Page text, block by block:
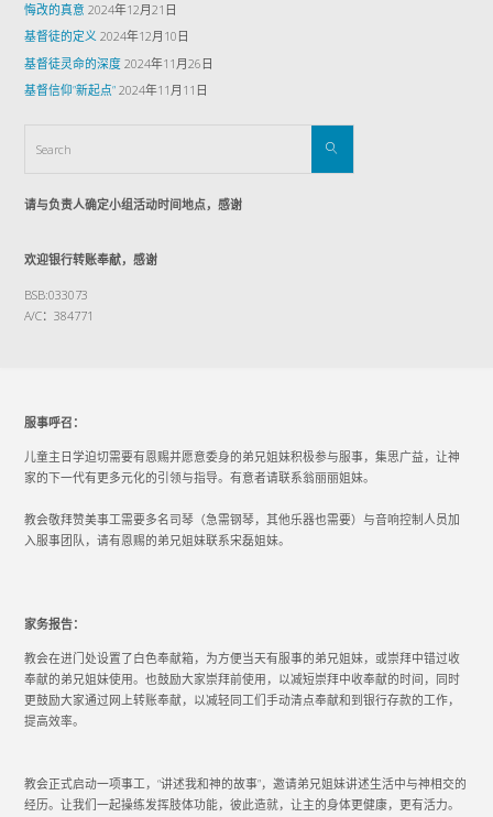
悔改的真意 2024年12月21日
基督徒的定义 2024年12月10日
基督徒灵命的深度 2024年11月26日
基督信仰”新起点” 2024年11月11日
请与负责人确定小组活动时间地点，感谢
欢迎银行转账奉献，感谢
BSB:033073
A/C：384771
服事呼召：
儿童主日学迫切需要有恩赐并愿意委身的弟兄姐妹积极参与服事，集思广益，让神
家的下一代有更多元化的引领与指导。有意者请联系翁丽丽姐妹。
教会敬拜赞美事工需要多名司琴（急需钢琴，其他乐器也需要）与音响控制人员加
入服事团队，请有恩赐的弟兄姐妹联系宋磊姐妹。
家务报告：
教会在进门处设置了白色奉献箱，为方便当天有服事的弟兄姐妹，或崇拜中错过收
奉献的弟兄姐妹使用。也鼓励大家崇拜前使用，以减短崇拜中收奉献的时间，同时
更鼓励大家通过网上转账奉献，以减轻同工们手动清点奉献和到银行存款的工作，
提高效率。
教会正式启动一项事工，“讲述我和神的故事”，邀请弟兄姐妹讲述生活中与神相交的
经历。让我们一起操练发挥肢体功能，彼此造就，让主的身体更健康，更有活力。